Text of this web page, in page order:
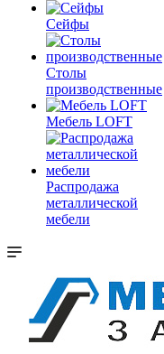
Сейфы
Столы
производственные
Мебель LOFT
Распродажа
металлической
мебели